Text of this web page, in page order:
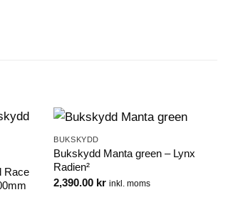
Race
BUKSKYDD
Bukskydd Manta green – Lynx
Radien²
2,390.00 kr inkl. moms